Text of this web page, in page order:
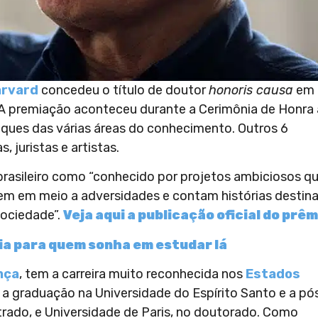
concedeu o título de doutorhonoris causa em
aconteceu durante a Cerimônia de Honra
das várias áreas do conhecimento. Outros 6
juristas e artistas.
como “conhecido por projetos ambiciosos
em meio a adversidades e contam histórias
Veja aqui a publicação oficial do
para quem sonha em estudar lá
, tem a carreira muito reconhecida nos Estados
a graduação na Universidade do Espírito Santo e a
e Universidade de Paris, no doutorado. Como